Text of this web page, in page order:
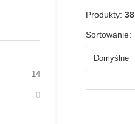
14
0
Produkty: 38
Sortowanie:
Domyślne